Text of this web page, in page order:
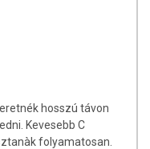
hosszú távon
Kevesebb C
folyamatosan.